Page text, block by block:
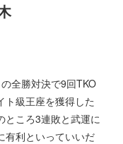
全勝対決で9回TKO
ト級王座を獲得した
ところ3連敗と武運に
有利といっていいだ